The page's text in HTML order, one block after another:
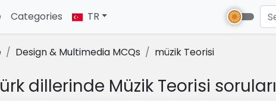
(current)
Categories TR
Design & Multimedia MCQs müzik Teorisi
dillerinde Müzik Teorisi soruları